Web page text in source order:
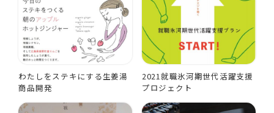
わたしをステキにする生姜湯
商品開発
2021就職氷河期世代活躍支援
プロジェクト